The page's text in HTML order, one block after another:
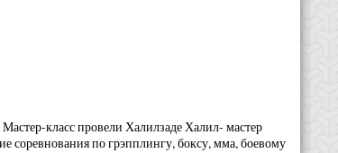
класс провели Халилзаде Халил- мастер
соревнования по грэпплингу, боксу, мма, боевому